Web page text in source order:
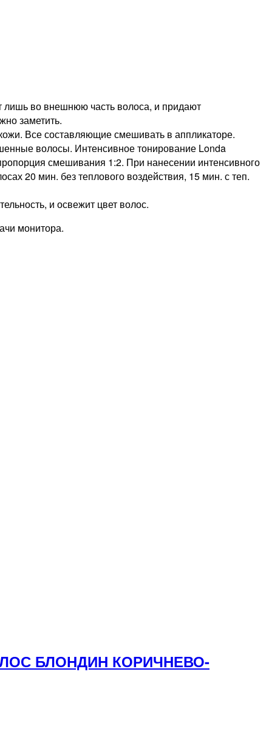
во внешнюю часть волоса, и придают
заметить.
Все составляющие смешивать в аппликаторе.
волосы. Интенсивное тонирование Londa
смешивания 1:2. При нанесении интенсивного
20 мин. без теплового воздействия, 15 мин. с теп.
и освежит цвет волос.
монитора.
БЛОНДИН КОРИЧНЕВО-